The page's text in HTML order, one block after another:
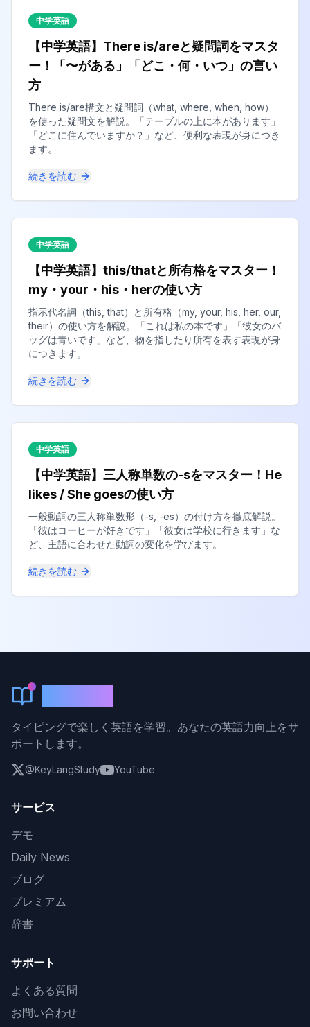
中学英語
【中学英語】There is/areと疑問詞をマスタ
ー！「〜がある」「どこ・何・いつ」の言い
方
There is/are構文と疑問詞（what, where, when, how）
を使った疑問文を解説。「テーブルの上に本があります」
「どこに住んでいますか？」など、便利な表現が身につき
ます。
続きを読む
中学英語
【中学英語】this/thatと所有格をマスター！
my・your・his・herの使い方
指示代名詞（this, that）と所有格（my, your, his, her, our,
their）の使い方を解説。「これは私の本です」「彼女のバ
ッグは青いです」など、物を指したり所有を表す表現が身
につきます。
続きを読む
中学英語
【中学英語】三人称単数の-sをマスター！He
likes / She goesの使い方
一般動詞の三人称単数形（-s, -es）の付け方を徹底解説。
「彼はコーヒーが好きです」「彼女は学校に行きます」な
ど、主語に合わせた動詞の変化を学びます。
続きを読む
タイピングで楽しく英語を学習。あなたの英語力向上をサ
ポートします。
@KeyLangStudy YouTube
サービス
デモ
Daily News
ブログ
プレミアム
辞書
サポート
よくある質問
お問い合わせ